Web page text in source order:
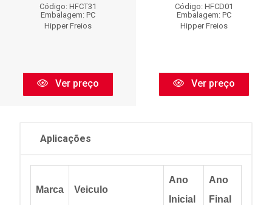
Código: HFCT31
Embalagem: PC
Hipper Freios
Ver preço
Código: HFCD01
Embalagem: PC
Hipper Freios
Ver preço
Aplicações
Marca Veiculo
Ano
Inicial
Ano
Final